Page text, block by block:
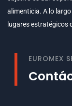
alimenticia. A lo
lugares estratégicos
EUROMEX